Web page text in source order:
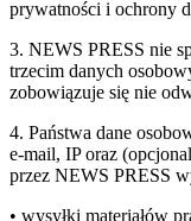
prywatności i ochrony
3. NEWS PRESS nie
trzecim danych
zobowiązuje się nie
4. Państwa dane
e-mail, IP oraz
przez NEWS PRESS
• wysyłki materiałów